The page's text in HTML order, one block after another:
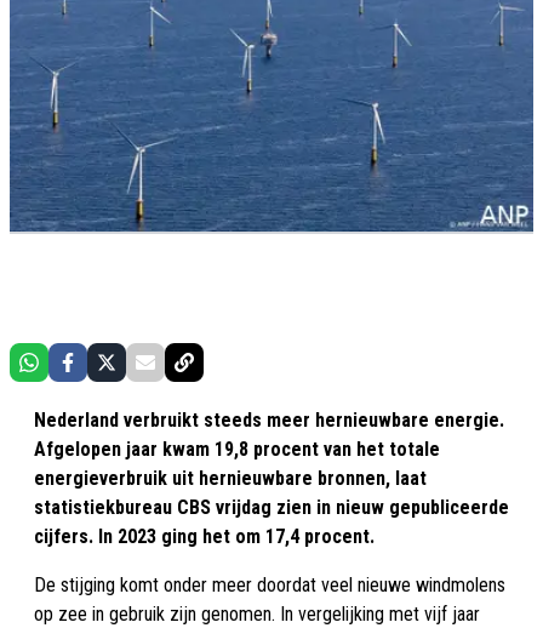
Nederland verbruikt steeds meer hernieuwbare energie.
Afgelopen jaar kwam 19,8 procent van het totale
energieverbruik uit hernieuwbare bronnen, laat
statistiekbureau CBS vrijdag zien in nieuw gepubliceerde
cijfers. In 2023 ging het om 17,4 procent.
De stijging komt onder meer doordat veel nieuwe windmolens
op zee in gebruik zijn genomen. In vergelijking met vijf jaar